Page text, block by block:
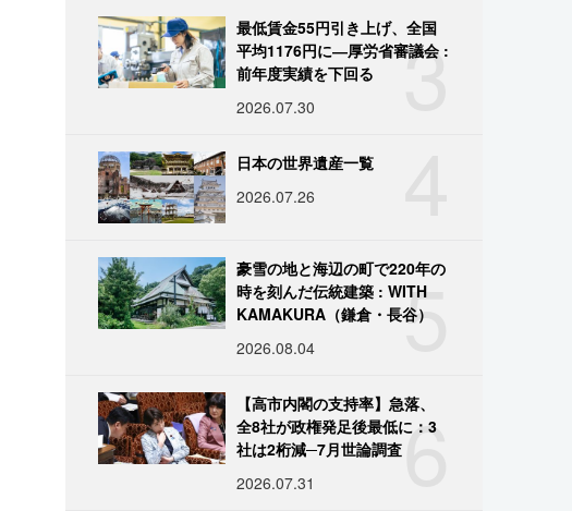
3
最低賃金55円引き上げ、全国
平均1176円に―厚労省審議会 :
前年度実績を下回る
2026.07.30
日本の世界遺産一覧
2026.07.26
5
豪雪の地と海辺の町で220年の
時を刻んだ伝統建築 : WITH
KAMAKURA（鎌倉・長谷）
2026.08.04
6
【高市内閣の支持率】急落、
全8社が政権発足後最低に：3
社は2桁減─7月世論調査
2026.07.31